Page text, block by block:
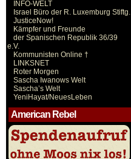
INFO-WELT
Israel Büro der R. Luxemburg Stiftg.
JusticeNow!
Kämpfer und Freunde
der Spanischen Republik 36/39
e.V.
Kommunisten Online †
LINKSNET
Roter Morgen
Sascha Iwanows Welt
Sascha’s Welt
YeniHayat/NeuesLeben
American Rebel